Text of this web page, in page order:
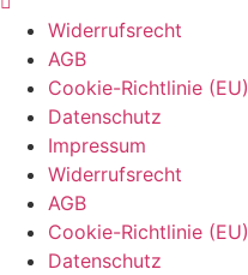
Widerrufsrecht
AGB
Cookie-Richtlinie (EU)
Datenschutz
Impressum
Widerrufsrecht
AGB
Cookie-Richtlinie (EU)
Datenschutz